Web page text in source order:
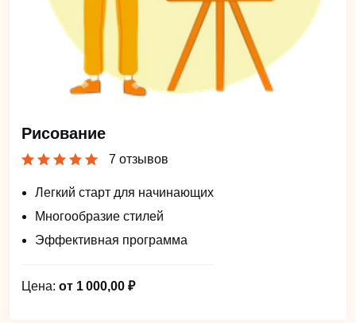
Рисование
7 отзывов
Легкий старт для начинающих
Многообразие стилей
Эффективная программа
Цена: от 1 000,00 ₽